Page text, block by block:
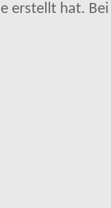
erstellt hat.